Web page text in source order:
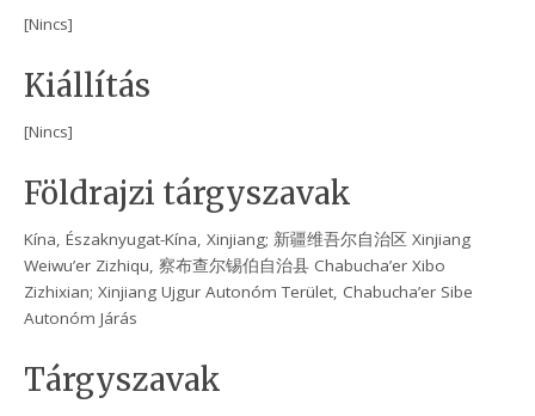
[Nincs]
Kiállítás
[Nincs]
Földrajzi tárgyszavak
Kína, Északnyugat-Kína, Xinjiang; 新疆维吾尔自治区 Xinjiang
Weiwu’er Zizhiqu, 察布查尔锡伯自治县 Chabucha’er Xibo
Zizhixian; Xinjiang Ujgur Autonóm Terület, Chabucha’er Sibe
Autonóm Járás
Tárgyszavak